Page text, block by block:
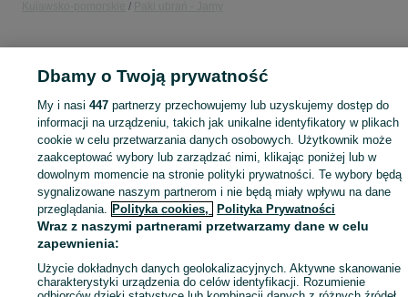
ID:1008194394 Wyświetlenia:
Zaloguj się lub załóż konto na OLX, aby skontaktować się z
sprzedającym
Zaloguj się / Załóż konto
Dbamy o Twoją prywatność
My i nasi447 partnerzy przechowujemy lub uzyskujemy dostęp do
informacji na urządzeniu, takich jak unikalne identyfikatory w plikach
cookie w celu przetwarzania danych osobowych. Użytkownik może
zaakceptować wybory lub zarządzać nimi, klikając poniżej lub w
dowolnym momencie na stronie polityki prywatności. Te wybory będą
sygnalizowane naszym partnerom i nie będą miały wpływu na dane
przeglądania. Polityka cookies, Polityka Prywatności
Wraz z naszymi partnerami przetwarzamy dane w celu
zapewnienia:
Użycie dokładnych danych geolokalizacyjnych. Aktywne skanowanie
charakterystyki urządzenia do celów identyfikacji. Rozumienie